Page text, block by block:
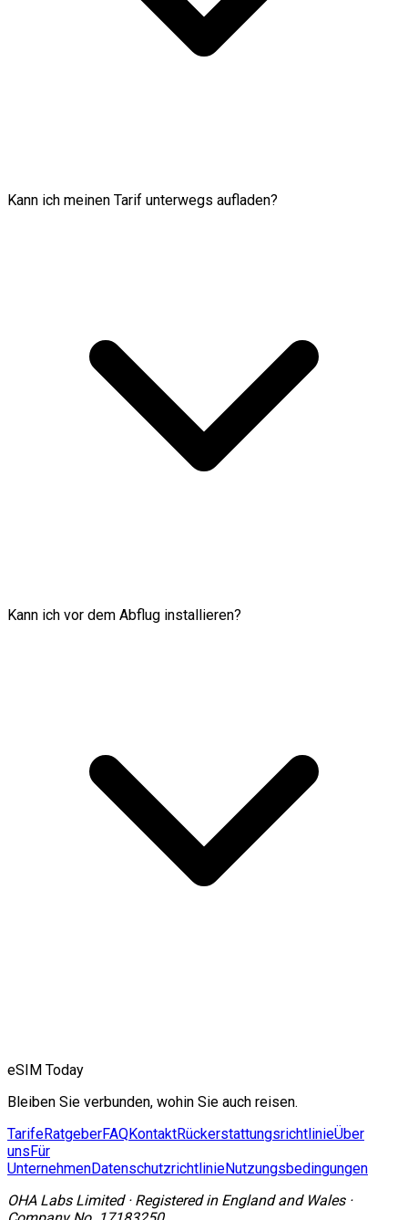
Kann ich meinen Tarif unterwegs aufladen?
Kann ich vor dem Abflug installieren?
eSIM Today
Bleiben Sie verbunden, wohin Sie auch reisen.
TarifeRatgeberFAQKontaktRückerstattungsrichtlinieÜber
uns Für
UnternehmenDatenschutzrichtlinieNutzungsbedingungen
OHA Labs Limited· Registered in England and Wales·